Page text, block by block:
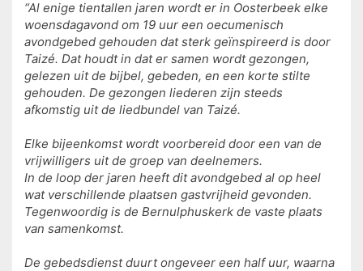
“Al enige tientallen jaren wordt er in Oosterbeek elke
woensdagavond om 19 uur een oecumenisch
avondgebed gehouden dat sterk geïnspireerd is door
Taizé. Dat houdt in dat er samen wordt gezongen,
gelezen uit de bijbel, gebeden, en een korte stilte
gehouden. De gezongen liederen zijn steeds
afkomstig uit de liedbundel van Taizé.
Elke bijeenkomst wordt voorbereid door een van de
vrijwilligers uit de groep van deelnemers.
In de loop der jaren heeft dit avondgebed al op heel
wat verschillende plaatsen gastvrijheid gevonden.
Tegenwoordig is de Bernulphuskerk de vaste plaats
van samenkomst.
De gebedsdienst duurt ongeveer een half uur, waarna